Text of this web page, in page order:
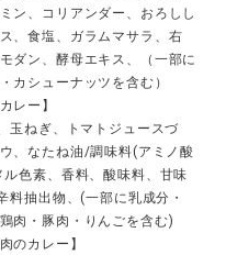
ン、コリアンダー、おろしし
、食塩、ガラムマサラ、右
ダン、酵母エキス、（一部に
カシューナッツを含む）
レー】
玉ねぎ、トマトジュースづ
、なたね油/調味料(アミノ酸
色素、香料、酸味料、甘味
料抽出物、(一部に乳成分・
肉・豚肉・りんごを含む)
のカレー】